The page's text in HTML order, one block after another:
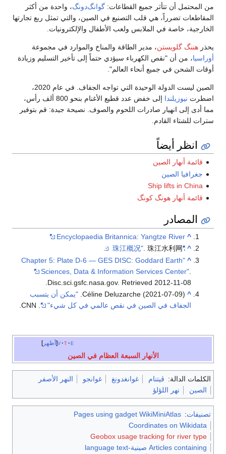
من المحتمل أن تتأثر جميع القطاعات: گوانگ‌دونگ، واحدة من أكثر
المقاطعات تضرراً، هي قلب التصنيع في الصين، والتي تمثل ربع تجارتها
الخارجية، خاصة في الملابس ولعب الأطفال والإلكترونيات.
يحذر هننگ گلويستن، مدير الطاقة والمناخ والموارد في مجموعة
أوراسيا، من أن "نقص الكهرباء سيؤدي حتماً إلى تأخير التسليم وزيادة
أوقات الشحن في جميع أنحاء العالم".
الصين ليست الدولة الوحيدة التي تواجه الجفاف. في عام 2020،
اضطرت نيوزيلندا
إلى خفض عدد قطيع الأغنام بنحو 800 ألف رأس،
مما أدى إلى انهيار صادرات اللحوم والصوف. نصيحة جيدة: قم بتوفير
سترات للشتاء القادم.
انظر أيضاً
قائمة أنهار الصين
جغرافيا الصين
Ship lifts in China
قائمة أنهار هونگ كونگ
المصادر
^
Encyclopaedia Britannica: Yangtze River
^
"珠江概况"
. 珠江水利网.
^
"Chapter 5: Plate D-6 — GES DISC: Goddard Earth
Sciences, Data & Information Services Center"
Disc.sci.gsfc.nasa.gov. Retrieved 2012-11-08
^
Céline Deluzarche (2021-07-09). "يمكن أن يتسبب
الجفاف في الصين في نقص عالمي في كل شيء"
أظهر v t e
الأنهار السبعة العظام في الصين
الكلمات الدالة: ڤيتنام غوانغدونغ غوانجو
النهر الأصفر
الصين
نهر اللؤلؤ
تصنيفات:
Pages using gadget WikiMiniAtlas
Coordinates on Wikidata
Geobox usage tracking for river type
Articles containing صينية-language text